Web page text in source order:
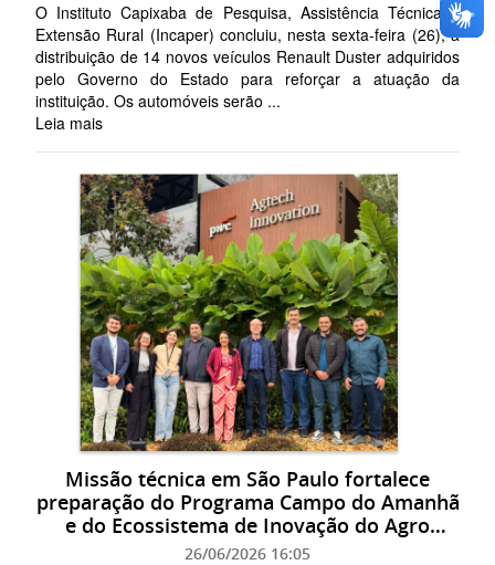
O Instituto Capixaba de Pesquisa, Assistência Técnica e
Extensão Rural (Incaper) concluiu, nesta sexta-feira (26), a
distribuição de 14 novos veículos Renault Duster adquiridos
pelo Governo do Estado para reforçar a atuação da
instituição. Os automóveis serão ...
Leia mais
Missão técnica em São Paulo fortalece
preparação do Programa Campo do Amanhã
e do Ecossistema de Inovação do Agro
Capixaba
26/06/2026 16:05